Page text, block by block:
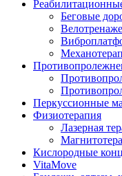
Беговые
Перкуссионные
Физиотерапия
Лазерная
Кислородные
VitaMove